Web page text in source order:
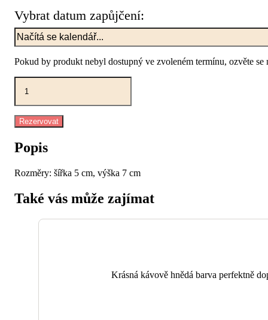
Vybrat datum zapůjčení:
Pokud by produkt nebyl dostupný ve zvoleném termínu, ozvěte se
Oboustranný
svícen
válcový
množství
Rezervovat
Popis
Rozměry: šířka 5 cm, výška 7 cm
Také vás může zajímat
Krásná kávově hnědá barva perfektně